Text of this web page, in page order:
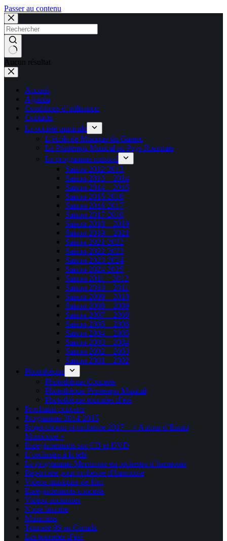
Passer au contenu
Aucun résultat
Accueil
Agenda
Conditions d’utilisation
Contacts
La société musicale
L’école de Musique du Gamec
Le Printemps Musical en Pays Roannais
Le programme musical
Saison 2012-2013
Saison 2013 – 2014
Saison 2014 – 2015
Saison 2015-2016
Saison 2016-2017
Saison 2017-2018
Saison 2018 – 2019
Saison 2019 – 2021
Saison 2021-2022
Saison 2022-2023
Saison 2023-2024
Saison 2024-2025
Saison 2011 – 2012
Saison 2010 – 2011
Saison 2009 – 2010
Saison 2008 – 2009
Saison 2007 – 2008
Saison 2005 – 2006
Saison 2004 – 2005
Saison 2003 – 2004
Saison 2002 – 2003
Saison 2001 – 2002
Photothèque
Photothèque Concerts
Photothèque Printemps Musical
Photothèque tournées d’été
Prochains concerts
Programme 2014-2015
Projet choeur et orchestre 2017 – « Autour d’Ennio
Morricone »
Enregistrements sur CD et DVD
L’orchestre à la télé
Le programme Morricone en orchestre d’harmonie
Répertoire pour orchestre d’harmonie
Videos musiques de film
Enregistrements concerts
Vidéos anciennes
Notre histoire
Musiciens
Tournée 98 au Canada
Les tournées d’été